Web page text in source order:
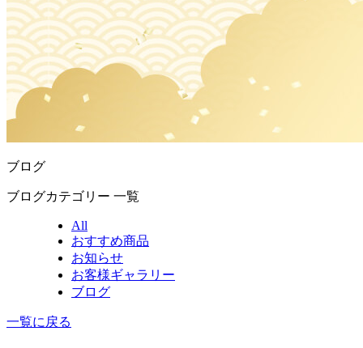
ブログ
ブログカテゴリー 一覧
All
おすすめ商品
お知らせ
お客様ギャラリー
ブログ
一覧に戻る